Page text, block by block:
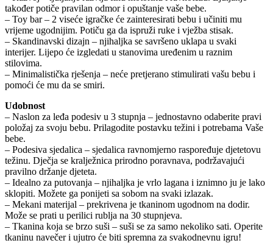
također potiče pravilan odmor i opuštanje vaše bebe.
– Toy bar – 2 viseće igračke će zainteresirati bebu i učiniti mu
vrijeme ugodnijim. Potiču ga da ispruži ruke i vježba stisak.
– Skandinavski dizajn – njihaljka se savršeno uklapa u svaki
interijer. Lijepo će izgledati u stanovima uređenim u raznim
stilovima.
– Minimalistička rješenja – neće pretjerano stimulirati vašu bebu i
pomoći će mu da se smiri.
Udobnost
– Naslon za leđa podesiv u 3 stupnja – jednostavno odaberite pravi
položaj za svoju bebu. Prilagodite postavku težini i potrebama Vaše
bebe.
– Podesiva sjedalica – sjedalica ravnomjerno raspoređuje djetetovu
težinu. Dječja se kralježnica prirodno poravnava, podržavajući
pravilno držanje djeteta.
– Idealno za putovanja – njihaljka je vrlo lagana i iznimno ju je lako
sklopiti. Možete ga ponijeti sa sobom na svaki izlazak.
– Mekani materijal – prekrivena je tkaninom ugodnom na dodir.
Može se prati u perilici rublja na 30 stupnjeva.
– Tkanina koja se brzo suši – suši se za samo nekoliko sati. Operite
tkaninu navečer i ujutro će biti spremna za svakodnevnu igru!